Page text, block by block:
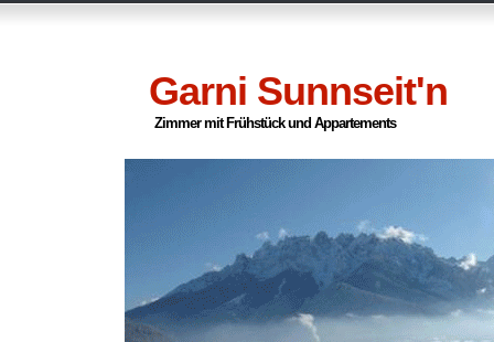
Garni Sunnseit'n
Zimmer mit Frühstück und Appartements